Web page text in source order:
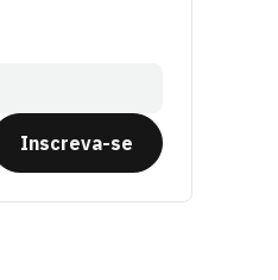
Inscreva-se